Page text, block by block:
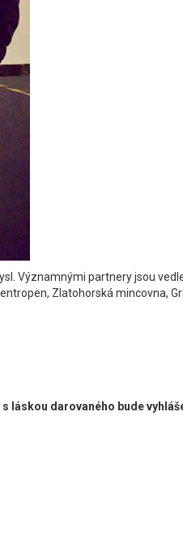
partnery jsou
Zlatohorská mincovna,
láskou darovaného bude